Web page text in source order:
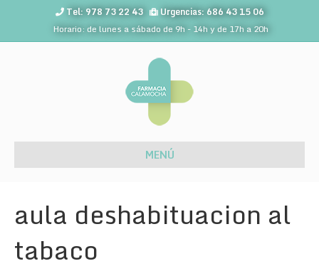
Tel: 978 73 22 43
Urgencias: 686 43 15 06
Horario: de lunes a sábado de 9h - 14h y de 17h a 20h
MENÚ
aula deshabituacion al
tabaco